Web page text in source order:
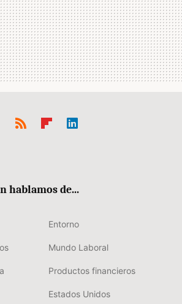
hablamos de...
Entorno
Mundo Laboral
Productos financieros
Estados Unidos